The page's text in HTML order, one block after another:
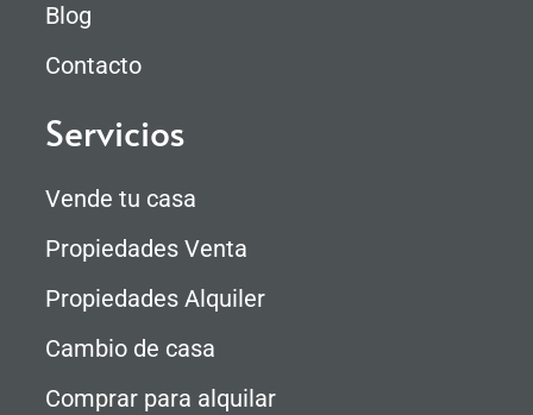
Blog
Contacto
Servicios
Vende tu casa
Propiedades Venta
Propiedades Alquiler
Cambio de casa
Comprar para alquilar